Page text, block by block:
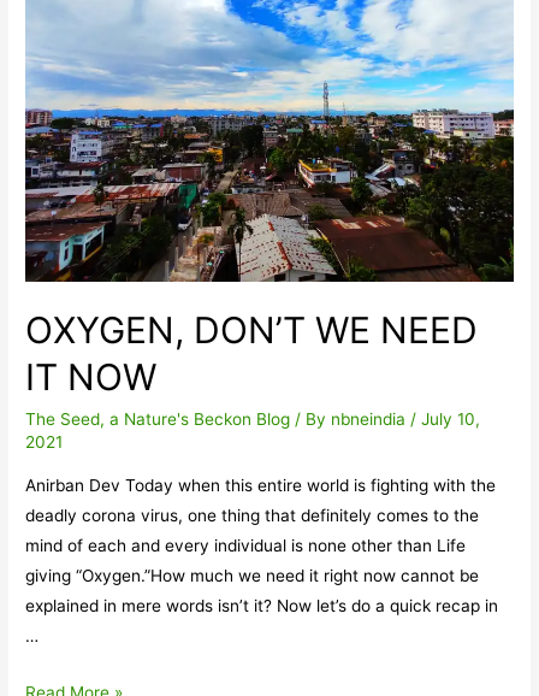
OXYGEN, DON’T WE NEED
IT NOW
The Seed, a Nature's Beckon Blog / By nbneindia /July 10,
2021
Anirban Dev Today when this entire world is fighting with the
deadly corona virus, one thing that definitely comes to the
mind of each and every individual is none other than Life
giving “Oxygen.”How much we need it right now cannot be
explained in mere words isn’t it? Now let’s do a quick recap in
…
OXYGEN,
Read More »